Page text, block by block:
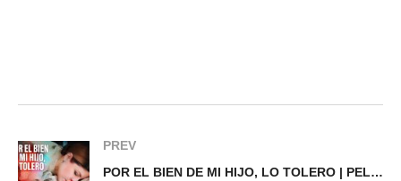
PREV
POR EL BIEN DE MI HIJO, LO TOLERO | PELÍCULA COMPLETA